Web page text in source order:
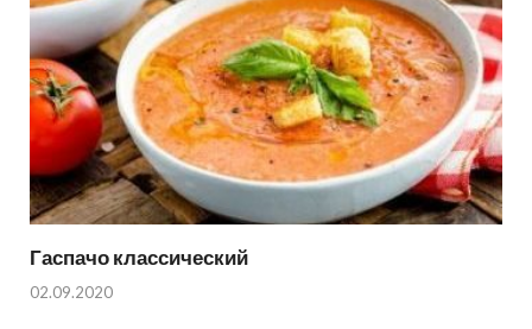
Гаспачо классический
02.09.2020